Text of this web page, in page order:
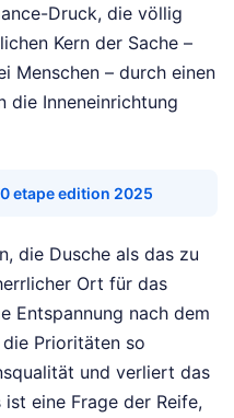
Druck, die völlig
Kern der Sache –
Menschen – durch einen
die Inneneinrichtung
etape edition 2025
die Dusche als das zu
Ort für das
Entspannung nach dem
Prioritäten so
und verliert das
eine Frage der Reife,